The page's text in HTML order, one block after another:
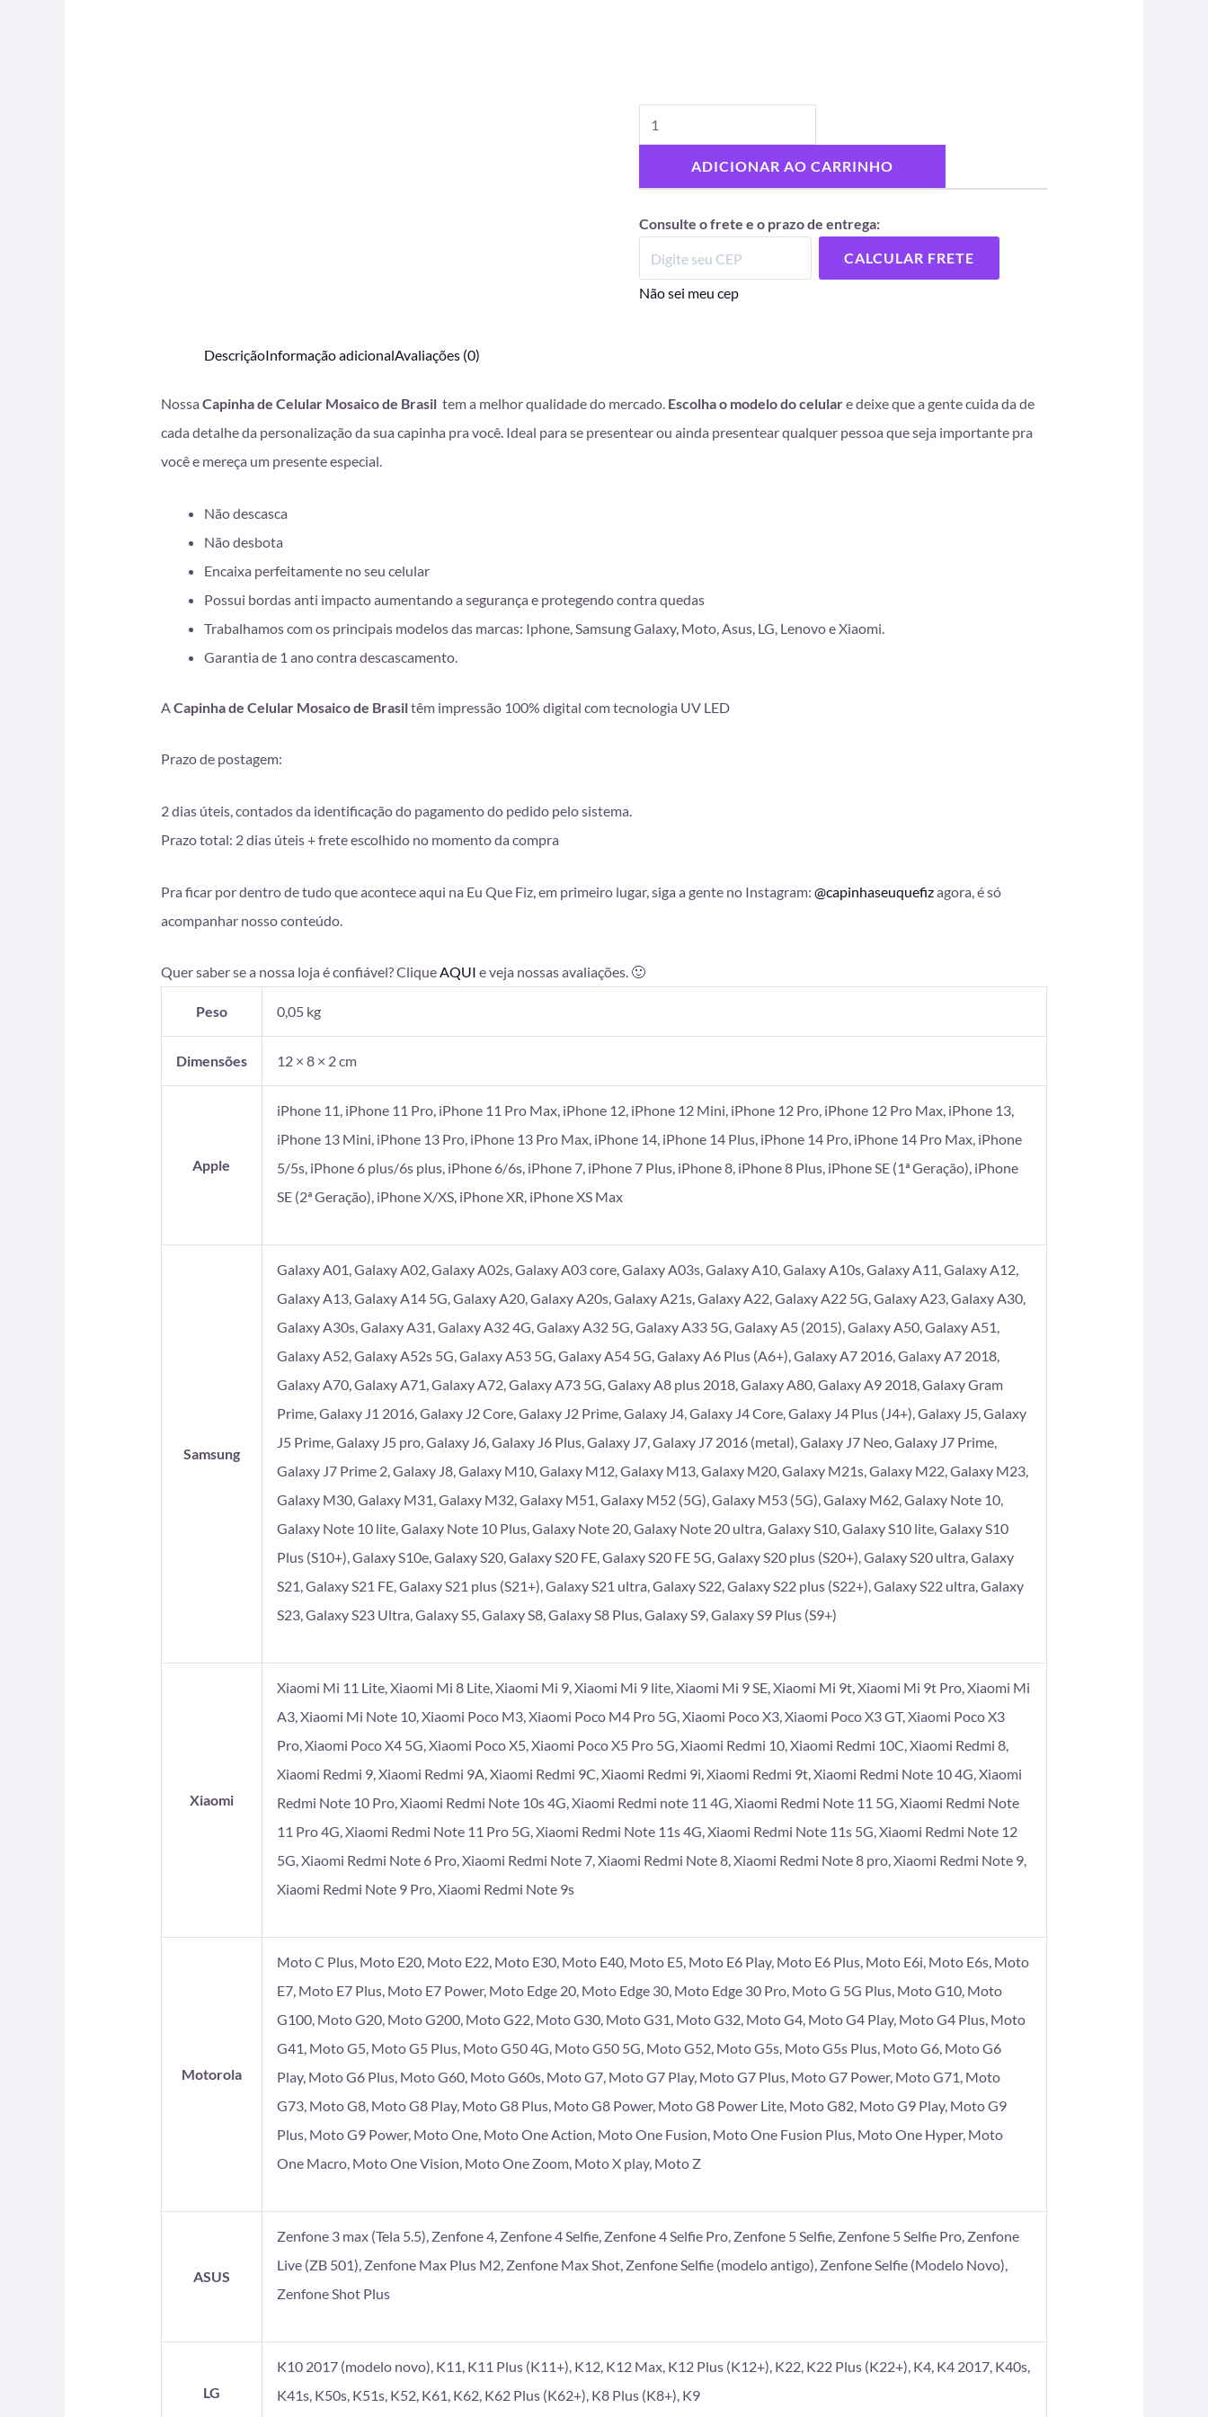
ADICIONAR AO CARRINHO
Consulte o frete e o prazo de entrega:
CALCULAR FRETE
Não sei meu cep
DescriçãoInformação adicionalAvaliações (0)
Nossa Capinha de Celular Mosaico de Brasil tem a melhor qualidade do mercado. Escolha o modelo do celulare deixe que a gente cuida da de
cada detalhe da personalização da sua capinha pra você. Ideal para se presentear ou ainda presentear qualquer pessoa que seja importante pra
você e mereça um presente especial.
Não descasca
Não desbota
Encaixa perfeitamente no seu celular
Possui bordas anti impacto aumentando a segurança e protegendo contra quedas
Trabalhamos com os principais modelos das marcas: Iphone, Samsung Galaxy, Moto, Asus, LG, Lenovo e Xiaomi.
Garantia de 1 ano contra descascamento.
A Capinha de Celular Mosaico de Brasiltêm impressão 100% digital com tecnologia UV LED
Prazo de postagem:
2 dias úteis, contados da identificação do pagamento do pedido pelo sistema.
Prazo total: 2 dias úteis + frete escolhido no momento da compra
Pra ficar por dentro de tudo que acontece aqui na Eu Que Fiz, em primeiro lugar, siga a gente no Instagram: @capinhaseuquefizagora, é só
acompanhar nosso conteúdo.
Quer saber se a nossa loja é confiável? CliqueAQUI e veja nossas avaliações. 🙂
Peso 0,05 kg
Dimensões 12 × 8 × 2 cm
Apple
iPhone 11, iPhone 11 Pro, iPhone 11 Pro Max, iPhone 12, iPhone 12 Mini, iPhone 12 Pro, iPhone 12 Pro Max, iPhone 13,
iPhone 13 Mini, iPhone 13 Pro, iPhone 13 Pro Max, iPhone 14, iPhone 14 Plus, iPhone 14 Pro, iPhone 14 Pro Max, iPhone
5/5s, iPhone 6 plus/6s plus, iPhone 6/6s, iPhone 7, iPhone 7 Plus, iPhone 8, iPhone 8 Plus, iPhone SE (1ª Geração), iPhone
SE (2ª Geração), iPhone X/XS, iPhone XR, iPhone XS Max
Samsung
Galaxy A01, Galaxy A02, Galaxy A02s, Galaxy A03 core, Galaxy A03s, Galaxy A10, Galaxy A10s, Galaxy A11, Galaxy A12,
Galaxy A13, Galaxy A14 5G, Galaxy A20, Galaxy A20s, Galaxy A21s, Galaxy A22, Galaxy A22 5G, Galaxy A23, Galaxy A30,
Galaxy A30s, Galaxy A31, Galaxy A32 4G, Galaxy A32 5G, Galaxy A33 5G, Galaxy A5 (2015), Galaxy A50, Galaxy A51,
Galaxy A52, Galaxy A52s 5G, Galaxy A53 5G, Galaxy A54 5G, Galaxy A6 Plus (A6+), Galaxy A7 2016, Galaxy A7 2018,
Galaxy A70, Galaxy A71, Galaxy A72, Galaxy A73 5G, Galaxy A8 plus 2018, Galaxy A80, Galaxy A9 2018, Galaxy Gram
Prime, Galaxy J1 2016, Galaxy J2 Core, Galaxy J2 Prime, Galaxy J4, Galaxy J4 Core, Galaxy J4 Plus (J4+), Galaxy J5, Galaxy
J5 Prime, Galaxy J5 pro, Galaxy J6, Galaxy J6 Plus, Galaxy J7, Galaxy J7 2016 (metal), Galaxy J7 Neo, Galaxy J7 Prime,
Galaxy J7 Prime 2, Galaxy J8, Galaxy M10, Galaxy M12, Galaxy M13, Galaxy M20, Galaxy M21s, Galaxy M22, Galaxy M23,
Galaxy M30, Galaxy M31, Galaxy M32, Galaxy M51, Galaxy M52 (5G), Galaxy M53 (5G), Galaxy M62, Galaxy Note 10,
Galaxy Note 10 lite, Galaxy Note 10 Plus, Galaxy Note 20, Galaxy Note 20 ultra, Galaxy S10, Galaxy S10 lite, Galaxy S10
Plus (S10+), Galaxy S10e, Galaxy S20, Galaxy S20 FE, Galaxy S20 FE 5G, Galaxy S20 plus (S20+), Galaxy S20 ultra, Galaxy
S21, Galaxy S21 FE, Galaxy S21 plus (S21+), Galaxy S21 ultra, Galaxy S22, Galaxy S22 plus (S22+), Galaxy S22 ultra, Galaxy
S23, Galaxy S23 Ultra, Galaxy S5, Galaxy S8, Galaxy S8 Plus, Galaxy S9, Galaxy S9 Plus (S9+)
Xiaomi
Xiaomi Mi 11 Lite, Xiaomi Mi 8 Lite, Xiaomi Mi 9, Xiaomi Mi 9 lite, Xiaomi Mi 9 SE, Xiaomi Mi 9t, Xiaomi Mi 9t Pro, Xiaomi Mi
A3, Xiaomi Mi Note 10, Xiaomi Poco M3, Xiaomi Poco M4 Pro 5G, Xiaomi Poco X3, Xiaomi Poco X3 GT, Xiaomi Poco X3
Pro, Xiaomi Poco X4 5G, Xiaomi Poco X5, Xiaomi Poco X5 Pro 5G, Xiaomi Redmi 10, Xiaomi Redmi 10C, Xiaomi Redmi 8,
Xiaomi Redmi 9, Xiaomi Redmi 9A, Xiaomi Redmi 9C, Xiaomi Redmi 9i, Xiaomi Redmi 9t, Xiaomi Redmi Note 10 4G, Xiaomi
Redmi Note 10 Pro, Xiaomi Redmi Note 10s 4G, Xiaomi Redmi note 11 4G, Xiaomi Redmi Note 11 5G, Xiaomi Redmi Note
11 Pro 4G, Xiaomi Redmi Note 11 Pro 5G, Xiaomi Redmi Note 11s 4G, Xiaomi Redmi Note 11s 5G, Xiaomi Redmi Note 12
5G, Xiaomi Redmi Note 6 Pro, Xiaomi Redmi Note 7, Xiaomi Redmi Note 8, Xiaomi Redmi Note 8 pro, Xiaomi Redmi Note 9,
Xiaomi Redmi Note 9 Pro, Xiaomi Redmi Note 9s
Motorola
Moto C Plus, Moto E20, Moto E22, Moto E30, Moto E40, Moto E5, Moto E6 Play, Moto E6 Plus, Moto E6i, Moto E6s, Moto
E7, Moto E7 Plus, Moto E7 Power, Moto Edge 20, Moto Edge 30, Moto Edge 30 Pro, Moto G 5G Plus, Moto G10, Moto
G100, Moto G20, Moto G200, Moto G22, Moto G30, Moto G31, Moto G32, Moto G4, Moto G4 Play, Moto G4 Plus, Moto
G41, Moto G5, Moto G5 Plus, Moto G50 4G, Moto G50 5G, Moto G52, Moto G5s, Moto G5s Plus, Moto G6, Moto G6
Play, Moto G6 Plus, Moto G60, Moto G60s, Moto G7, Moto G7 Play, Moto G7 Plus, Moto G7 Power, Moto G71, Moto
G73, Moto G8, Moto G8 Play, Moto G8 Plus, Moto G8 Power, Moto G8 Power Lite, Moto G82, Moto G9 Play, Moto G9
Plus, Moto G9 Power, Moto One, Moto One Action, Moto One Fusion, Moto One Fusion Plus, Moto One Hyper, Moto
One Macro, Moto One Vision, Moto One Zoom, Moto X play, Moto Z
ASUS
Zenfone 3 max (Tela 5.5), Zenfone 4, Zenfone 4 Selfie, Zenfone 4 Selfie Pro, Zenfone 5 Selfie, Zenfone 5 Selfie Pro, Zenfone
Live (ZB 501), Zenfone Max Plus M2, Zenfone Max Shot, Zenfone Selfie (modelo antigo), Zenfone Selfie (Modelo Novo),
Zenfone Shot Plus
LG
K10 2017 (modelo novo), K11, K11 Plus (K11+), K12, K12 Max, K12 Plus (K12+), K22, K22 Plus (K22+), K4, K4 2017, K40s,
K41s, K50s, K51s, K52, K61, K62, K62 Plus (K62+), K8 Plus (K8+), K9